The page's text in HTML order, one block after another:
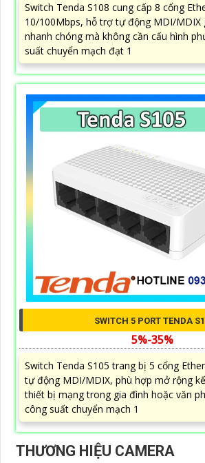
Switch Tenda S108 cung cấp 8 cổng
10/100Mbps, hỗ trợ tự động MDI/MDIX
nhanh chóng mà không cần cấu hình
suất chuyển mạch đạt 1
SWITCH 5 PORT TENDA
5%-35%
Switch Tenda S105 trang bị 5 cổng
tự động MDI/MDIX, phù hợp mở rộng
thiết bị mạng trong gia đình hoặc văn
công suất chuyển mạch 1
THƯƠNG HIỆU CAMERA